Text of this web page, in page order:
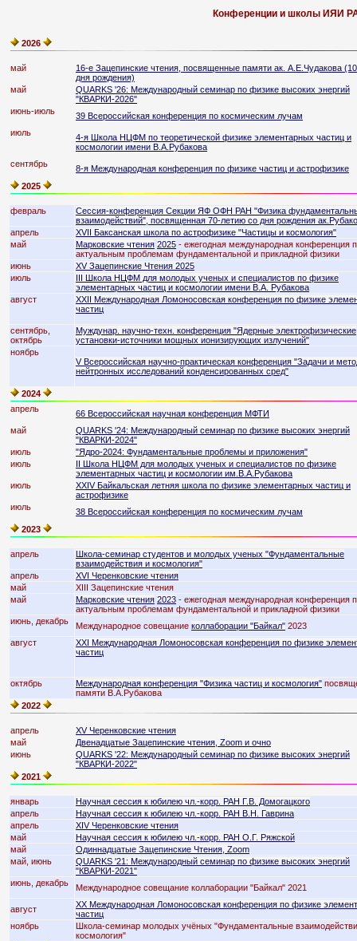
Конференции и школы ИЯИ
2026
май
16-е Зацепинские чтения, посвященные памяти ак. А.Е.Чудакова
дня рождения)
май
QUARKS '26: Международный семинар по физике высоких энергий
"КВАРКИ-2026"
июнь-июль
39 Всероссийская конференция по космическим лучам
июль
4-я Школа НЦФМ по теоретической физике элементарных частиц и
космологии имени В.А.Рубакова
сентябрь
8-я Международная конференция по физике частиц и астрофизике
2025
февраль
Cессия-конференция Секции ЯФ ОФН РАН "Физика
взаимодействий", посвященная 70-летию со дня рождения
апрель
XVII Баксанская школа по астрофизике "Частицы и космология"
май
Марковские чтения 2025 - ежегодная международная конференция
актуальным проблемам фундаментальной и прикладной физики
июнь
XV Зацепинские Чтения 2025
июль
III Школа НЦФМ для молодых ученых и специалистов по физике
элементарных частиц и космологии имени В.А. Рубакова
август
XXII Международная Ломоносовская конференция по физике
частиц
сентябрь,
октябрь
Муждунар. научно-техн. конференция "Ядерные электрофизические
установки-источники мощных ионизирующих излучений"
ноябрь
V Всероссийская научно-практическая конференция "Задачи и
нейтронных исследований конденсированных сред"
2024
апрель
66 Всероссийская научная конференция МФТИ
май
QUARKS '24: Международный семинар по физике высоких энергий
"КВАРКИ-2024"
июль
"Ядро-2024: Фундаментальные проблемы и приложения"
июль
II Школа НЦФМ для молодых ученых и специалистов по физике
элементарных частиц и космологии им.В.А.Рубакова
июль
XXIV Байкальская летняя школа по физике элементарных частиц и
астрофизике
июль
38 Всероссийская конференция по космическим лучам
2023
апрель
Школа-семинар студентов и молодых ученых "Фундаментальные
взаимодействия и космология"
апрель
XVI Черенковские чтения
май
XIII Зацепинские чтения
май
Марковские чтения 2023 - ежегодная международная конференция
актуальным проблемам фундаментальной и прикладной физики
июнь, декабрь
Международное совещание коллаборации "Байкал" 2023
август
XXI Международная Ломоносовская конференция по физике
частиц
октябрь Международная конференция "Физика частиц и космология"
памяти В.А.Рубакова
2022
апрель
XV Черенковские чтения
май
Двенадцатые Зацепинские чтения, Zoom и очно
июнь
QUARKS '22: Международный семинар по физике высоких энергий
"КВАРКИ-2022"
2021
январь
Научная сессия к юбилею чл.-корр. РАН Г.В. Домогацкого
апрель
Научная сессия к юбилею чл.-корр. РАН В.Н. Гаврина
апрель
XIV Черенковские чтения
май
Научная сессия к юбилею чл.-корр. РАН О.Г. Ряжской
май
Одиннадцатые Зацепинские Чтения, Zoom
май, июнь
QUARKS '21: Международный семинар по физике высоких энергий
"КВАРКИ-2021"
июнь, декабрь
Международное совещание коллаборации "Байкал" 2021
август
XX Международная Ломоносовская конференция по физике
частиц
ноябрь
Школа-семинар молодых учёных "Фундаментальные
космология"